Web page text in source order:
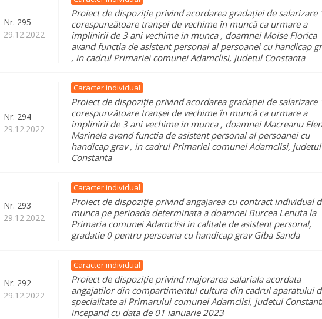
Nr. 295
29.12.2022
Proiect de dispoziție privind acordarea gradației de salarizare
corespunzătoare tranșei de vechime în muncă ca urmare a
implinirii de 3 ani vechime in munca , doamnei Moise Florica
avand functia de asistent personal al persoanei cu handicap
, in cadrul Primariei comunei Adamclisi, judetul Constanta
Nr. 294
29.12.2022
Caracter individual
Proiect de dispoziție privind acordarea gradației de salarizare
corespunzătoare tranșei de vechime în muncă ca urmare a
implinirii de 3 ani vechime in munca , doamnei Macreanu
Marinela avand functia de asistent personal al persoanei cu
handicap grav , in cadrul Primariei comunei Adamclisi, judetul
Constanta
Nr. 293
29.12.2022
Caracter individual
Proiect de dispoziție privind angajarea cu contract individual
munca pe perioada determinata a doamnei Burcea Lenuta la
Primaria comunei Adamclisi in calitate de asistent personal,
gradatie 0 pentru persoana cu handicap grav Giba Sanda
Nr. 292
29.12.2022
Caracter individual
Proiect de dispoziție privind majorarea salariala acordata
angajatilor din compartimentul cultura din cadrul aparatului
specialitate al Primarului comunei Adamclisi, judetul
incepand cu data de 01 ianuarie 2023